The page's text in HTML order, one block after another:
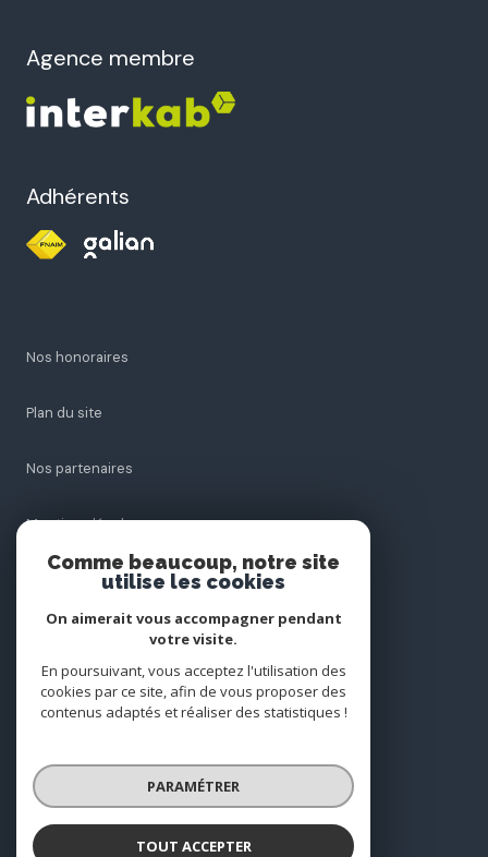
agence membre
Adhérents
Nos honoraires
Plan du site
Nos partenaires
Mentions légales
Cookies
© 2026 | Tous droits réservés
Réalisé par
Comme beaucoup, notre site
utilise les cookies
On aimerait vous accompagner pendant
votre visite.
En poursuivant, vous acceptez l'utilisation des
cookies par ce site, afin de vous proposer des
contenus adaptés et réaliser des statistiques !
PARAMÉTRER
TOUT ACCEPTER